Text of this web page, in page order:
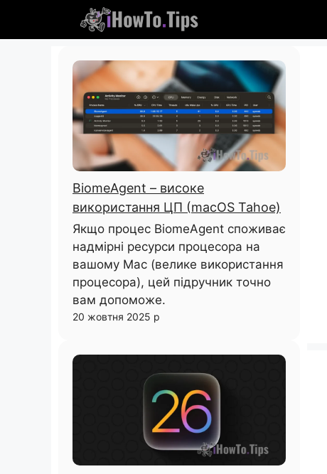
BiomeAgent – ​​високе
використання ЦП (macOS Tahoe)
Якщо процес BiomeAgent споживає
надмірні ресурси процесора на
вашому Mac (велике використання
процесора), цей підручник точно
вам допоможе.
20 жовтня 2025 р